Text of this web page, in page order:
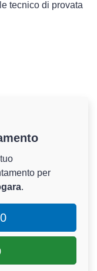
tecnico di provata
per
.